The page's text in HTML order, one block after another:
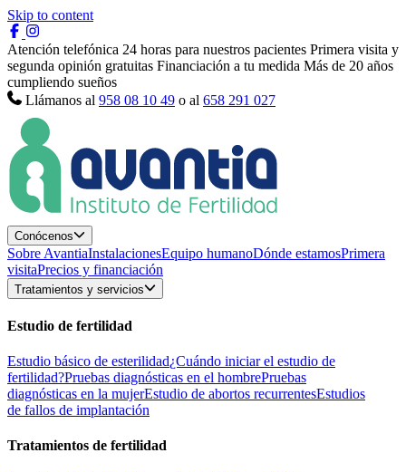
Skip to content
Atención telefónica 24 horas para nuestros pacientes Primera visita y
segunda opinión gratuitas Financiación a tu medida Más de 20 años
cumpliendo sueños
Llámanos al 958 08 10 49 o al 658 291 027
Conócenos
Sobre AvantiaInstalacionesEquipo humanoDónde estamosPrimera
visitaPrecios y financiación
Tratamientos y servicios
Estudio de fertilidad
Estudio básico de esterilidad¿Cuándo iniciar el estudio de
fertilidad?Pruebas diagnósticas en el hombrePruebas
diagnósticas en la mujerEstudio de abortos recurrentesEstudios
de fallos de implantación
Tratamientos de fertilidad